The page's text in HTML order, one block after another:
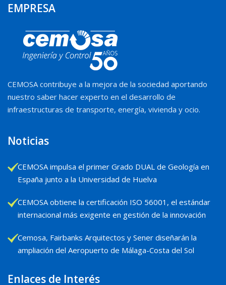
EMPRESA
CEMOSA contribuye a la mejora de la sociedad aportando
nuestro saber hacer experto en el desarrollo de
infraestructuras de transporte, energía, vivienda y ocio.
Noticias
CEMOSA impulsa el primer Grado DUAL de Geología en
España junto a la Universidad de Huelva
CEMOSA obtiene la certificación ISO 56001, el estándar
internacional más exigente en gestión de la innovación
Cemosa, Fairbanks Arquitectos y Sener diseñarán la
ampliación del Aeropuerto de Málaga-Costa del Sol
Enlaces de Interés